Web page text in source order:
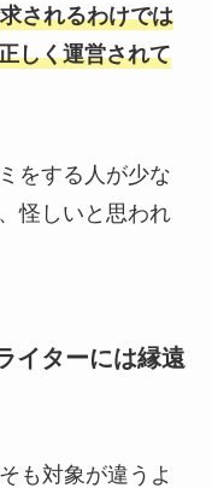
されるわけでは
しく運営されて
をする人が少な
怪しいと思われ
イターには縁遠
も対象が違うよ